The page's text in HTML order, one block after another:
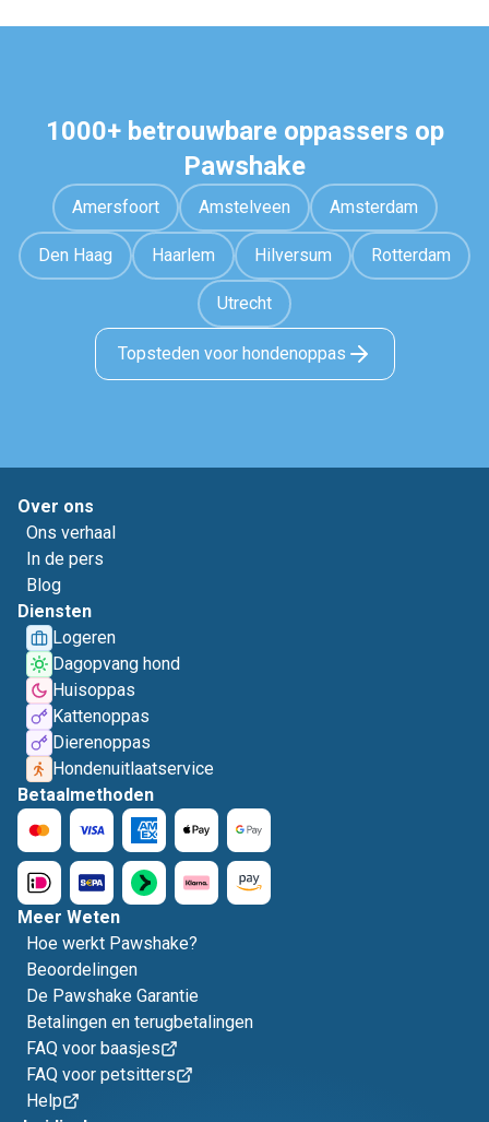
1000+ betrouwbare oppassers op
Pawshake
Amersfoort Amstelveen Amsterdam
Den Haag Haarlem Hilversum Rotterdam
Utrecht
Topsteden voor hondenoppas
Over ons
Ons verhaal
In de pers
Blog
Diensten
Logeren
Dagopvang hond
Huisoppas
Kattenoppas
Dierenoppas
Hondenuitlaatservice
Betaalmethoden
Meer Weten
Hoe werkt Pawshake?
Beoordelingen
De Pawshake Garantie
Betalingen en terugbetalingen
FAQ voor baasjes
FAQ voor petsitters
Help